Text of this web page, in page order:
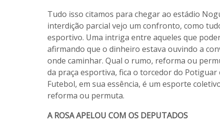
Tudo isso citamos para chegar ao estádio
interdição parcial vejo um confronto, como
esportivo. Uma intriga entre aqueles que
afirmando que o dinheiro estava ouvindo a
onde caminhar. Qual o rumo, reforma ou
da praça esportiva, fica o torcedor do
Futebol, em sua essência, é um esporte
reforma ou permuta.
A ROSA APELOU COM OS DEPUTADOS